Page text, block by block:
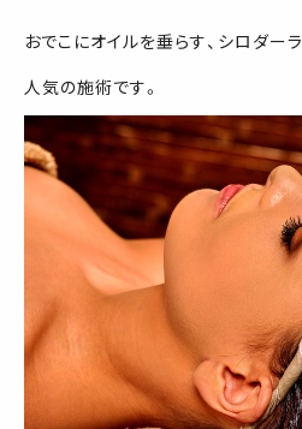
おでこにオイルを垂らす、シロダーラ
人気の施術です。